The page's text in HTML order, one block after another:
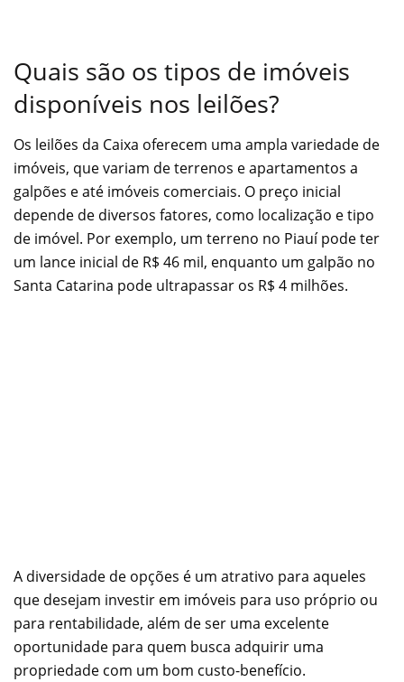
Quais são os tipos de imóveis
disponíveis nos leilões?
Os leilões da Caixa oferecem uma ampla variedade de
imóveis, que variam de terrenos e apartamentos a
galpões e até imóveis comerciais. O preço inicial
depende de diversos fatores, como localização e tipo
de imóvel. Por exemplo, um terreno no Piauí pode ter
um lance inicial de R$ 46 mil, enquanto um galpão no
Santa Catarina pode ultrapassar os R$ 4 milhões.
A diversidade de opções é um atrativo para aqueles
que desejam investir em imóveis para uso próprio ou
para rentabilidade, além de ser uma excelente
oportunidade para quem busca adquirir uma
propriedade com um bom custo-benefício.